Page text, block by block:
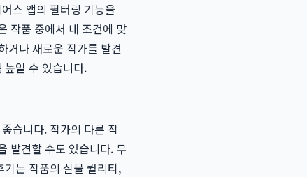
스 앱의 필터링 기능을
작품 중에서 내 조건에 맞
거나 새로운 작가를 발견
높일 수 있습니다.
습니다. 작가의 다른 작
발견할 수도 있습니다. 무
는 작품의 실물 퀄리티,